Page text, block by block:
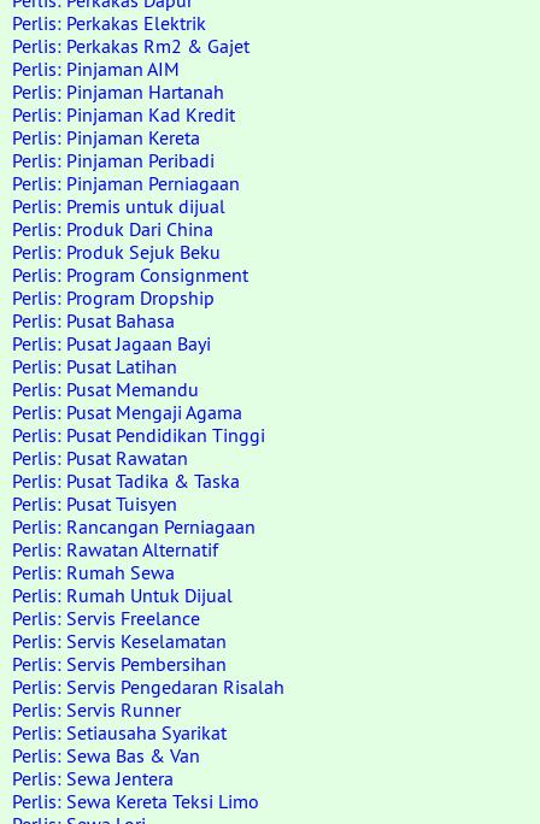
Perlis: Perkakas Elektrik
Perlis: Perkakas Rm2 & Gajet
Perlis: Pinjaman AIM
Perlis: Pinjaman Hartanah
Perlis: Pinjaman Kad Kredit
Perlis: Pinjaman Kereta
Perlis: Pinjaman Peribadi
Perlis: Pinjaman Perniagaan
Perlis: Premis untuk dijual
Perlis: Produk Dari China
Perlis: Produk Sejuk Beku
Perlis: Program Consignment
Perlis: Program Dropship
Perlis: Pusat Bahasa
Perlis: Pusat Jagaan Bayi
Perlis: Pusat Latihan
Perlis: Pusat Memandu
Perlis: Pusat Mengaji Agama
Perlis: Pusat Pendidikan Tinggi
Perlis: Pusat Rawatan
Perlis: Pusat Tadika & Taska
Perlis: Pusat Tuisyen
Perlis: Rancangan Perniagaan
Perlis: Rawatan Alternatif
Perlis: Rumah Sewa
Perlis: Rumah Untuk Dijual
Perlis: Servis Freelance
Perlis: Servis Keselamatan
Perlis: Servis Pembersihan
Perlis: Servis Pengedaran Risalah
Perlis: Servis Runner
Perlis: Setiausaha Syarikat
Perlis: Sewa Bas & Van
Perlis: Sewa Jentera
Perlis: Sewa Kereta Teksi Limo